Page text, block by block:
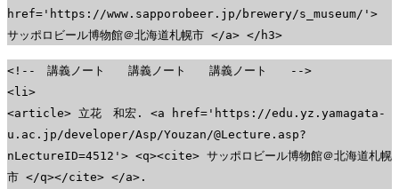
href='https://www.sapporobeer.jp/brewery/s_museum/'>
サッポロビール博物館＠北海道札幌市 </a> </h3>
<!-- 講義ノート 講義ノート 講義ノート -->
<li>
<article> 立花 和宏. <a href='https://edu.yz.yamagata-
u.ac.jp/developer/Asp/Youzan/@Lecture.asp?
nLectureID=4512'> <q><cite> サッポロビール博物館＠北海道札幌
市 </q></cite> </a>.